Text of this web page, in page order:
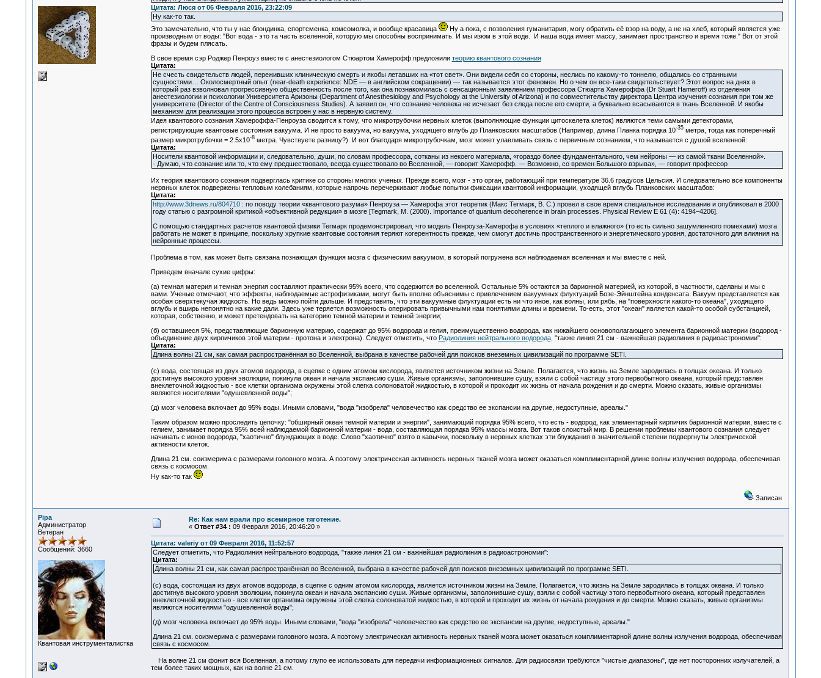
Цитата: Люся от 06 Февраля 2016, 23:22:09
Ну как-то так.
Это замечательно, что ты у нас блондинка, спортсменка, комсомолка, и вообще красавица
Ну а пока, с позволения гуманитария, могу обратить её взор на воду, а не на хлеб, который является уже
производным от воды: "Вот вода - это та часть вселенной, которую мы способны воспринимать. И мы изюм в этой воде. И наша вода имеет массу, занимает пространство и время тоже." Вот от этой
фразы и будем плясать.
В свое время сэр Роджер Пенроуз вместе с анестезиологом Стюартом Хамерофф предложили теорию квантового сознания
Цитата:
Не счесть свидетельств людей, переживших клиническую смерть и якобы летавших на «тот свет». Они видели себя со стороны, неслись по какому-то тоннелю, общались со странными
сущностями… Околосмертный опыт (near-death experience: NDЕ — в английском сокращении) — так называется этот феномен. Но о чем он все-таки свидетельствует? Этот вопрос на днях в
который раз взволновал прогрессивную общественность после того, как она познакомилась с сенсационным заявлением профессора Стюарта Хамероффа (Dr Stuart Hameroff) из отделения
анестезиологии и психологии Университета Аризоны (Department of Anesthesiology and Psychology at the University of Arizona) и по совместительству директора Центра изучения сознания при том же
университете (Director of the Centre of Consciousness Studies). А заявил он, что сознание человека не исчезает без следа после его смерти, а буквально всасываются в ткань Вселенной. И якобы
механизм для реализации этого процесса встроен у нас в нервную систему.
Идея квантового сознания Хамероффа-Пенроуза сводится к тому, что микротрубочки нервных клеток (выполняющие функции цитоскелета клеток) являются теми самыми детекторами,
регистрирующие квантовые состояния вакуума. И не просто вакуума, но вакуума, уходящего вглубь до Планковских масштабов (Например, длина Планка порядка 10-35метра, тогда как поперечный
размер микротрубочки = 2.5х10-8метра. Чувствуете разницу?). И вот благодаря микротрубочкам, мозг может улавливать связь с первичным сознанием, что называется с душой вселенной:
Цитата:
Носители квантовой информации и, следовательно, души, по словам профессора, сотканы из некоего материала, «гораздо более фундаментального, чем нейроны — из самой ткани Вселенной».
- Думаю, что сознание или то, что ему предшествовало, всегда существовало во Вселенной, — говорит Хамерофф. — Возможно, со времен Большого взрыва», — говорит профессор
Их теория квантового сознания подверглась критике со стороны многих ученых. Прежде всего, мозг - это орган, работающий при температуре 36.6 градусов Цельсия. И следовательно все компоненты
нервных клеток подвержены тепловым колебаниям, которые напрочь перечеркивают любые попытки фиксации квантовой информации, уходящей вглубь Планковских масштабов:
Цитата:
http://www.3dnews.ru/804710: по поводу теории «квантового разума» Пенроуза — Хамерофа этот теоретик (Макс Тегмарк, В. С.) провел в свое время специальное исследование и опубликовал в 2000
году статью с разгромной критикой «объективной редукции» в мозге [Tegmark, M. (2000). Importance of quantum decoherence in brain processes. Physical Review E 61 (4): 4194–4206].
С помощью стандартных расчетов квантовой физики Тегмарк продемонстрировал, что модель Пенроуза-Хамерофа в условиях «теплого и влажного» (то есть сильно зашумленного помехами) мозга
работать не может в принципе, поскольку хрупкие квантовые состояния теряют когерентность прежде, чем смогут достичь пространственного и энергетического уровня, достаточного для влияния на
нейронные процессы.
Проблема в том, как может быть связана познающая функция мозга с физическим вакуумом, в который погружена вся наблюдаемая вселенная и мы вместе с ней.
Приведем вначале сухие цифры:
(а) темная материя и темная энергия составляют практически 95% всего, что содержится во вселенной. Остальные 5% остаются за барионной материей, из которой, в частности, сделаны и мы с
вами. Ученые отмечают, что эффекты, наблюдаемые астрофизиками, могут быть вполне объяснимы с привлечением вакуумных флуктуаций Бозе-Эйнштейна конденсата. Вакуум представляется как
особая сверхтекучая жидкость. Но ведь можно пойти дальше. И представить, что эти вакуумные флуктуации есть ни что иное, как волны, или рябь, на "поверхности какого-то океана", уходящего
вглубь и вширь непонятно на какие дали. Здесь уже теряется возможность оперировать привычными нам понятиями длины и времени. То-есть, этот "океан" является какой-то особой субстанцией,
которая, собственно, и может претендовать на категорию темной материи и темной энергии;
(б) оставшиеся 5%, представляющие барионную материю, содержат до 95% водорода и гелия, преимущественно водорода, как нижайшего основополагающего элемента барионной материи (водород -
объединение двух кирпичиков этой материи - протона и электрона). Следует отметить, что Радиолиния нейтрального водорода, "также линия 21 см - важнейшая радиолиния в радиоастрономии":
Цитата:
Длина волны 21 см, как самая распространённая во Вселенной, выбрана в качестве рабочей для поисков внеземных цивилизаций по программе SETI.
(с) вода, состоящая из двух атомов водорода, в сцепке с одним атомом кислорода, является источником жизни на Земле. Полагается, что жизнь на Земле зародилась в толщах океана. И только
достигнув высокого уровня эволюции, покинула океан и начала экспансию суши. Живые организмы, заполонившие сушу, взяли с собой частицу этого первобытного океана, который представлен
внеклеточной жидкостью - все клетки организма окружены этой слегка солоноватой жидкостью, в которой и проходит их жизнь от начала рождения и до смерти. Можно сказать, живые организмы
являются носителями "одушевленной воды";
(д) мозг человека включает до 95% воды. Иными словами, "вода "изобрела" человечество как средство ее экспансии на другие, недоступные, ареалы."
Таким образом можно проследить цепочку: "обширный океан темной материи и энергии", занимающий порядка 95% всего, что есть - водород, как элементарный кирпичик барионной материи, вместе с
гелием, занимает порядка 95% всей наблюдаемой барионной материи - вода, составляющая порядка 95% массы мозга. Вот таков слоистый мир. В решении проблемы квантового сознания следует
начинать с ионов водорода, "хаотично" блуждающих в воде. Слово "хаотично" взято в кавычки, поскольку в нервных клетках эти блуждания в значительной степени подвергнуты электрической
активности клеток.
Длина 21 см. соизмерима с размерами головного мозга. А поэтому электрическая активность нервных тканей мозга может оказаться комплиментарной длине волны излучения водорода, обеспечивая
связь с космосом.
Ну как-то так
Записан
Pipa
Администратор
Ветеран
Сообщений: 3660
Квантовая инструменталистка
Re: Как нам врали про всемирное тяготение.
« Ответ #34 : 09 Февраля 2016, 20:46:20 »
Цитата: valeriy от 09 Февраля 2016, 11:52:57
Следует отметить, что Радиолиния нейтрального водорода, "также линия 21 см - важнейшая радиолиния в радиоастрономии":
Цитата:
Длина волны 21 см, как самая распространённая во Вселенной, выбрана в качестве рабочей для поисков внеземных цивилизаций по программе SETI.
(с) вода, состоящая из двух атомов водорода, в сцепке с одним атомом кислорода, является источником жизни на Земле. Полагается, что жизнь на Земле зародилась в толщах океана. И только
достигнув высокого уровня эволюции, покинула океан и начала экспансию суши. Живые организмы, заполонившие сушу, взяли с собой частицу этого первобытного океана, который представлен
внеклеточной жидкостью - все клетки организма окружены этой слегка солоноватой жидкостью, в которой и проходит их жизнь от начала рождения и до смерти. Можно сказать, живые организмы
являются носителями "одушевленной воды";
(д) мозг человека включает до 95% воды. Иными словами, "вода "изобрела" человечество как средство ее экспансии на другие, недоступные, ареалы."
Длина 21 см. соизмерима с размерами головного мозга. А поэтому электрическая активность нервных тканей мозга может оказаться комплиментарной длине волны излучения водорода, обеспечивая
связь с космосом.
На волне 21 см фонит вся Вселенная, а потому глупо ее использовать для передачи информационных сигналов. Для радиосвязи требуются "чистые диапазоны", где нет посторонних излучателей, а
тем более таких мощных, как на волне 21 см.